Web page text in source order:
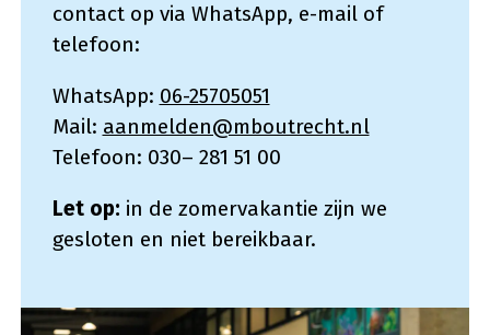
contact op via WhatsApp, e-mail of
telefoon:
WhatsApp: 06-25705051
Mail: aanmelden@mboutrecht.nl
Telefoon: 030– 281 51 00
Let op: in de zomervakantie zijn we
gesloten en niet bereikbaar.